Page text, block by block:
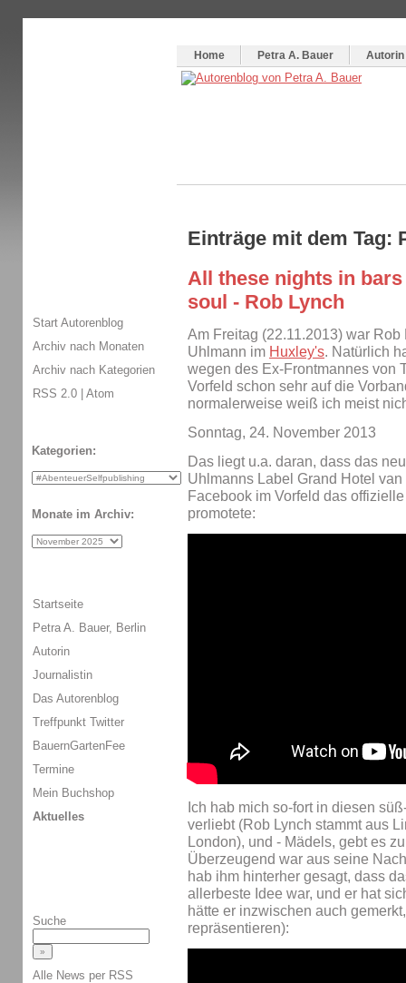
Home
Petra A. Bauer Autorin
Einträge mit dem Tag:
All these nights in
soul - Rob Lynch
Am Freitag (22.11.2013) war
Uhlmann im Huxley's. Natürlich
wegen des Ex-Frontmannes von
Vorfeld schon sehr auf die
normalerweise weiß ich meist
Sonntag, 24. November 2013
Das liegt u.a. daran, dass das
Uhlmanns Label Grand Hotel
Facebook im Vorfeld das
promotete:
Ich hab mich so-fort in diesen
verliebt (Rob Lynch stammt aus
London), und - Mädels, gebt es
Überzeugend war aus seine
hab ihm hinterher gesagt, dass
allerbeste Idee war, und er hat
hätte er inzwischen auch
repräsentieren):
Start Autorenblog
Archiv nach Monaten
Archiv nach Kategorien
RSS 2.0 | Atom
Kategorien:
Monate im Archiv:
Startseite
Petra A. Bauer, Berlin
Autorin
Journalistin
Das Autorenblog
Treffpunkt Twitter
BauernGartenFee
Termine
Mein Buchshop
Aktuelles
Suche
Alle News per RSS